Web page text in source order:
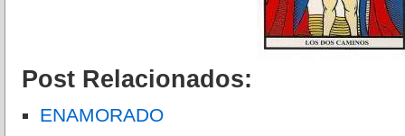
Post Relacionados:
ENAMORADO